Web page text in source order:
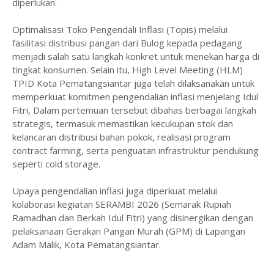
Optimalisasi Toko Pengendali Inflasi (Topis) melalui
fasilitasi distribusi pangan dari Bulog kepada pedagang
menjadi salah satu langkah konkret untuk menekan harga di
tingkat konsumen. Selain itu, High Level Meeting (HLM)
TPID Kota Pematangsiantar juga telah dilaksanakan untuk
memperkuat komitmen pengendalian inflasi menjelang Idul
Fitri, Dalam pertemuan tersebut dibahas berbagai langkah
strategis, termasuk memastikan kecukupan stok dan
kelancaran distribusi bahan pokok, realisasi program
contract farming, serta penguatan infrastruktur pendukung
seperti cold storage.
Upaya pengendalian inflasi juga diperkuat melalui
kolaborasi kegiatan SERAMBI 2026 (Semarak Rupiah
Ramadhan dan Berkah Idul Fitri) yang disinergikan dengan
pelaksanaan Gerakan Pangan Murah (GPM) di Lapangan
Adam Malik, Kota Pematangsiantar.